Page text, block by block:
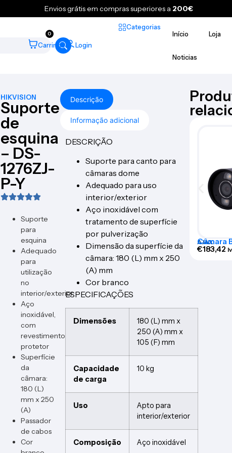
Envios grátis em compras superiores a 200€
0
Carrinho Login
Categorias
Início
Loja
Noticias
HIKVISION
Suporte
de
esquina
– DS-
1276ZJ-
P-Y
Suporte
para
esquina
Adequado
para
utilização
no
interior/exterior
Aço
inoxidável,
com
revestimento
protetor
Superfície
da
câmara:
180 (L)
mm x 250
(A)
Passador
de cabos
Cor
Descrição
Informação adicional
DESCRIÇÃO
Suporte para canto para
câmaras dome
Adequado para uso
interior/exterior
Aço inoxidável com
tratamento de superfície
por pulverização
Dimensão da superfície da
câmara: 180 (L) mm x 250
(A) mm
Cor branco
ESPECIFICAÇÕES
Dimensões
180 (L) mm x
250 (A) mm x
105 (F) mm
Capacidade
de carga
10 kg
Uso
Apto para
interior/exterior
Composição Aço inoxidável
AJAX
Câmara
€183,42